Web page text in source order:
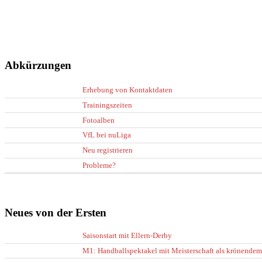
Abkürzungen
Erhebung von Kontaktdaten
Trainingszeiten
Fotoalben
VfL bei nuLiga
Neu registrieren
Probleme?
Neues von der Ersten
Saisonstart mit Ellern-Derby
M1: Handballspektakel mit Meisterschaft als